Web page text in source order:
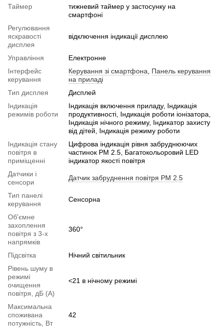
Таймер
тижневий таймер у застосунку на
смартфоні
Регулювання
яскравості
дисплея
відключення індикації дисплею
Управління
Електронне
Інтерфейс
керування
Керування зі смартфона, Панель керування
на приладі
Тип дисплея
Дисплей
Індикація
режимів роботи
Індикація включення приладу, Індикація
продуктивності, Індикація роботи іонізатора,
Індикація нічного режиму, Індикатор захисту
від дітей, Індикація режиму роботи
Індикація стану
повітря в
приміщенні
Цифрова індикація рівня забруднюючих
частинок PM 2.5, Багатокольоровий LED
індикатор якості повітря
Датчики і
сенсори
Датчик забруднення повітря PM 2.5
Тип панелі
керування
Сенсорна
Об'ємне
захоплення
повітря з 3-х
напрямків
360°
Підсвітка
Нічний світильник
Рівень шуму в
режимі
очищення
повітря, дБ (А)
<21 в нічному режимі
Максимальна
споживана
потужність, Вт
42